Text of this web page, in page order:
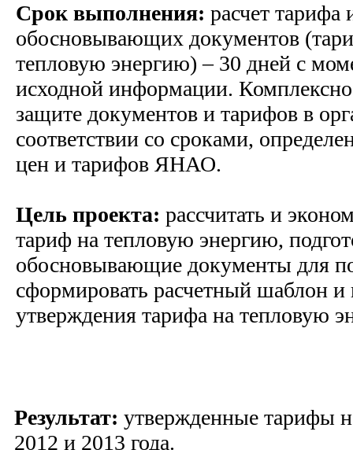
Срок выполнения: расчет тарифа
обосновывающих документов
тепловую энергию) – 30 дней с
исходной информации.
защите документов и тарифов в
соответствии со сроками,
цен и тарифов ЯНАО.
Цель проекта: рассчитать и
тариф на тепловую энергию,
обосновывающие документы для
сформировать расчетный шаблон и
утверждения тарифа на тепловую
Результат: утвержденные тарифы
2012 и 2013 года.